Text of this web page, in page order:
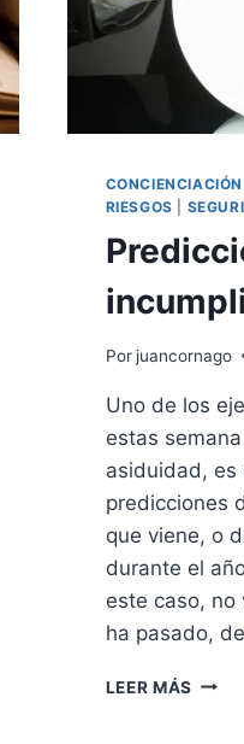
CONCIENCIACIÓN
RIESGOS
Por juancornago
Uno de los
estas
asiduidad, es
predicciones
que viene, o
durante el
este caso, no
ha pasado,
LEER MÁS